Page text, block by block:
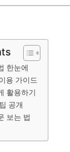
한눈에
용 가이드
활용하기
공개
보는 법